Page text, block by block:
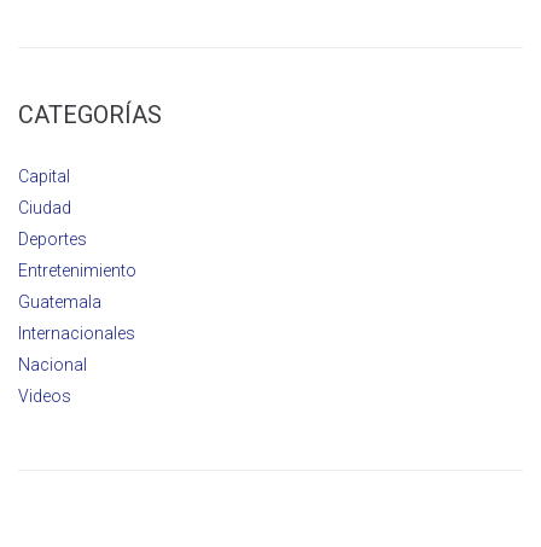
CATEGORÍAS
Capital
Ciudad
Deportes
Entretenimiento
Guatemala
Internacionales
Nacional
Videos